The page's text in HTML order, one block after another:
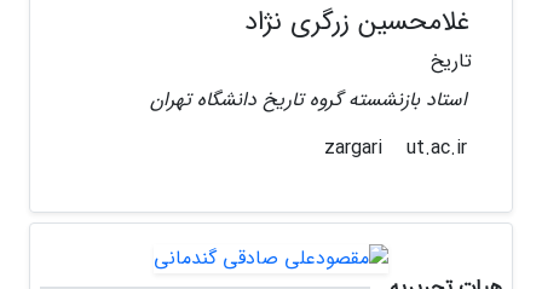
غلامحسین زرگری نژاد
تاریخ
استاد بازنشسته گروه تاریخ دانشگاه تهران
ut.ac.ir